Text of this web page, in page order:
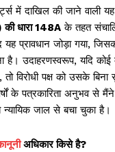
में दाखिल की जाने वाली
की धारा 148A के तहत
प्रावधान जोड़ा गया,
है। उदाहरणस्वरूप, यदि कोई
विरोधी पक्ष को उसके
के पत्रकारिता अनुभव से
जाल से बचा चुका है।
ी अधिकार किसे है?